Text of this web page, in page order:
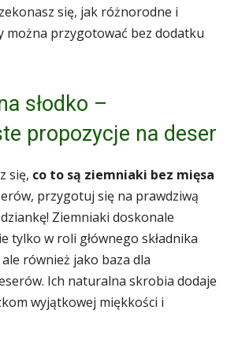
się, jak różnorodne i
można przygotować bez dodatku
słodko –
propozycje na deser
się, co to są ziemniaki bez mięsa
przygotuj się na prawdziwą
Ziemniaki doskonale
tylko w roli głównego składnika
również jako baza dla
Ich naturalna skrobia dodaje
wyjątkowej miękkości i